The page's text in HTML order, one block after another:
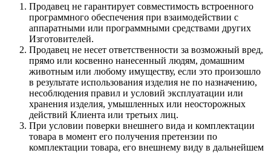
Продавец не гарантирует совместимость встроенного
программного обеспечения при взаимодействии с
аппаратными или программными средствами других
Изготовителей.
Продавец не несет ответственности за возможный вред,
прямо или косвенно нанесенный людям, домашним
животным или любому имуществу, если это произошло
в результате использования изделия не по назначению,
несоблюдения правил и условий эксплуатации или
хранения изделия, умышленных или неосторожных
действий Клиента или третьих лиц.
При условии поверки внешнего вида и комплектации
товара в момент его получения претензии по
комплектации товара, его внешнему виду в дальнейшем